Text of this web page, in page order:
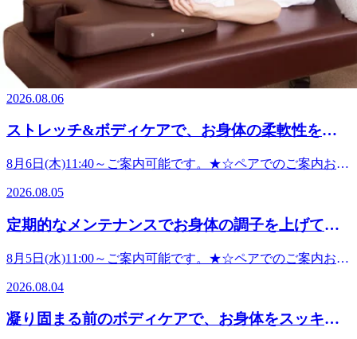
やコース、お時間のご相談などありましたらお気軽にお電話
下さい
業拡大防止への取り組み》・従業員のマスク着用・従業員の
手洗い、うがいの徹底・従業員の健康チェック(検温、倦怠
感、咳など)・店舗消毒の徹底・業務スペースの消毒徹底
心してご来店頂けるよう、スタッフ一同対策に取り組んで参
防止にご理解ご協力いただきますようお願いいたします。
わせ下さいませ(*’▽’)ーーーーーーーーーーーーーーーーー
ーーーーーーーーーーーーーーーーー-その他、空き情報-8
月 9日(日) 11:00～ご案内可能です。8月10日(月) 10:00～ご案
内可能です。8月11日(火) 10:00～ご案内可能です。8月12日
(水) 10:00～ご案内可能です。8月13日(木) 12:30～ご案内可能
です。8月14日(金) 10:00～ご案内可能です。ご不明な点やコ
ース、お時間のご相談などありましたらお気軽にお電話下さ
い
業拡大防止への取り組み》・従業員のマスク着用・従業員の
感、咳など)・店舗消毒の徹底・業務スペースの消毒徹底
心してご来店頂けるよう、スタッフ一同対策に取り組んで参
防止にご理解ご協力いただきますようお願いいたします。
2026.08.07
肩甲骨をしっかりと動かせてますか？【ReRaKu
田園調布店】
8月7日(金)10:00～ご案内可能です。★☆ペアでのご案内お問
い合わせください。お時間やコースなどお気軽にお問い合わ
せ下さいませ(*’▽’)ーーーーーーーーーーーーーーーーーー
ーーーーーーーーーーーーーーーー-その他、空き情報-8月
8日(土) 10:00～ご案内可能です。8月 9日(日) 11:00～ご案内
10:00～ご案内可能です。8月12日(水) 10:00～ご案内可能で
す。8月13日(木) 12:30～ご案内可能です。ご不明な点やコー
業拡大防止への取り組み》・従業員のマスク着用・従業員の
手洗い、うがいの徹底・従業員の健康チェック(検温、倦怠
《お客様へのお願い》・アルコール消毒のご協力お客様が安
ります。お客様にはご不便をおかけいたしますが、感染拡大
2026.08.06
ストレッチ&ボディケアで、お身体の柔軟性を上
8月6日(木)11:40～ご案内可能です。★☆ペアでのご案内お問
せ下さいませ(*’▽’)ーーーーーーーーーーーーーーーーーー
ーーーーーーーーーーーーーーーー-その他、空き情報-8月
7日(金) 10:00～ご案内可能です。8月 8日(土) 10:00～ご案内
10:00～ご案内可能です。8月11日(火) 10:00～ご案内可能で
す。8月12日(水) 10:00～ご案内可能です。ご不明な点やコー
ス、お時間のご相談などありましたらお気軽にお電話下さい
業拡大防止への取り組み》・従業員のマスク着用・従業員の
2026.08.05
定期的なメンテナンスでお身体の調子を上げてい
8月5日(水)11:00～ご案内可能です。★☆ペアでのご案内お問
せ下さいませ(*’▽’)ーーーーーーーーーーーーーーーーーー
ーーーーーーーーーーーーーーーー-その他、空き情報-8月
6日(木) 11:40～ご案内可能です。8月 7日(金) 10:00～ご案内
2026.08.04
凝り固まる前のボディケアで、お身体をスッキリ